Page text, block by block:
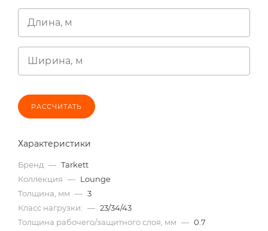
Длина, м
Ширина, м
РАССЧИТАТЬ
Характеристики
Бренд — Tarkett
Коллекция — Lounge
Толщина, мм — 3
Класс нагрузки: — 23/34/43
Толщина рабочего/защитного слоя, мм — 0.7